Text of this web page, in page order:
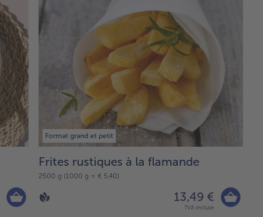
Format grand et petit
Frites rustiques à la flamande
2500 g (1000 g = € 5,40)
13,49 €
TVA incluse